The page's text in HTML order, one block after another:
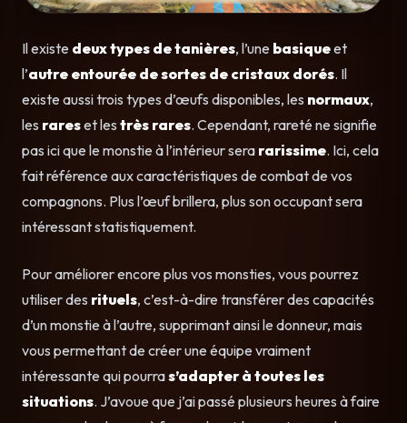
Il existe deux types de tanières, l’une basiqueet
l’autre entourée de sortes de cristaux dorés. Il
existe aussi trois types d’œufs disponibles, les normaux,
les rareset les très rares. Cependant, rareté ne signifie
pas ici que le monstie à l’intérieur sera rarissime. Ici, cela
fait référence aux caractéristiques de combat de vos
compagnons. Plus l’œuf brillera, plus son occupant sera
intéressant statistiquement.
Pour améliorer encore plus vos monsties, vous pourrez
utiliser des rituels, c’est-à-dire transférer des capacités
d’un monstie à l’autre, supprimant ainsi le donneur, mais
vous permettant de créer une équipe vraiment
intéressante qui pourras’adapter à toutes les
situations. J’avoue que j’ai passé plusieurs heures à faire